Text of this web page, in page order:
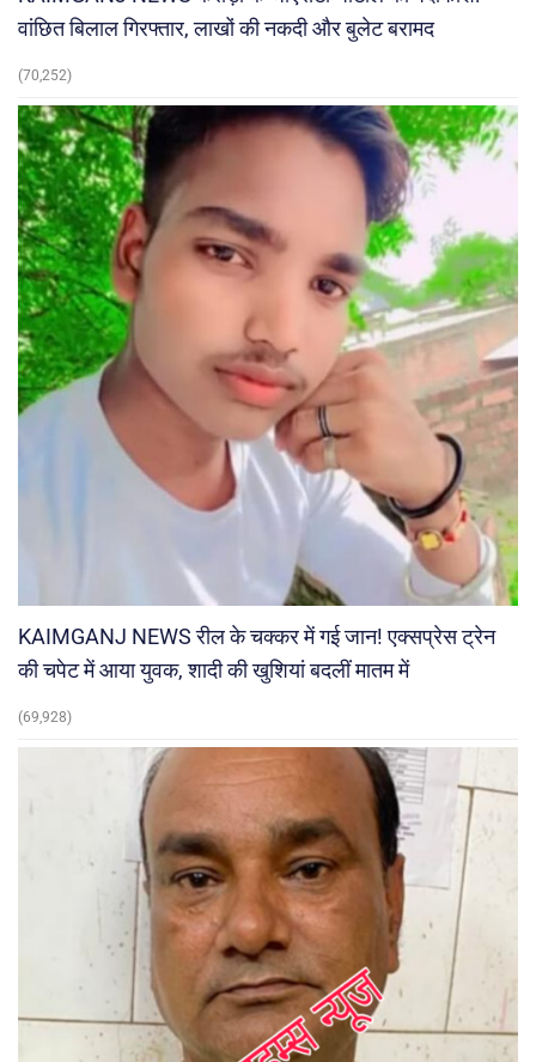
वांछित बिलाल गिरफ्तार, लाखों की नकदी और बुलेट बरामद
(70,252)
KAIMGANJ NEWS रील के चक्कर में गई जान! एक्सप्रेस ट्रेन
की चपेट में आया युवक, शादी की खुशियां बदलीं मातम में
(69,928)